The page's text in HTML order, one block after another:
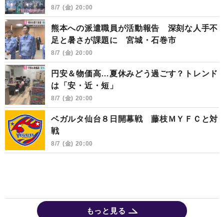
8/7 (金) 20:00
熊本への派遣職員が活動報告 深刻な人手不
足と暑さが課題に 宮城・石巻市
8/7 (金) 20:00
円安＆物価高…夏休みどう過ごす？トレンド
は「安・近・短」
8/7 (金) 20:00
ベガルタ仙台８日開幕戦 藤枝ＭＹＦＣと対
戦
8/7 (金) 20:00
もっと見る